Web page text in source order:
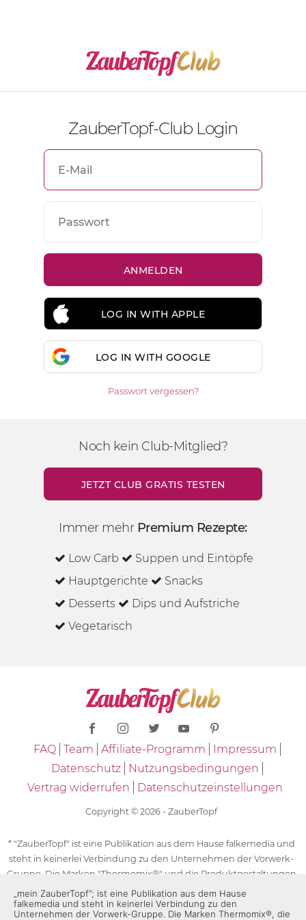
ZauberTopf-Club Login
LOG IN WITH APPLE
LOG IN WITH GOOGLE
Passwort vergessen?
Noch kein Club-Mitglied?
JETZT CLUB GRATIS TESTEN
Immer mehr Premium Rezepte:
Low Carb
Suppen und Eintöpfe
Hauptgerichte
Snacks
Desserts
Dips und Aufstriche
Vegetarisch
FAQ Team Affiliate-Programm
Impressum
Datenschutz
Nutzungsbedingungen
Vertrag widerrufen
Datenschutzeinstellungen
Copyright © 2026 - ZauberTopf
* "ZauberTopf" ist eine Publikation aus dem Hause falkemedia und
steht in keinerlei Verbindung zu den Unternehmen der Vorwerk-
Gruppe. Die Marken "Thermomix®" und die Produktgestaltungen
des "Thermomix®" sind eingetragene Marken der Unternehmen
der Vorwerk-Gruppe. Die Marken Thermomix®, die Zeichen TM5®,
„mein ZauberTopf”; ist eine Publikation aus dem Hause
falkemedia und steht in keinerlei Verbindung zu den
Unternehmen der Vorwerk-Gruppe. Die Marken Thermomix®, die